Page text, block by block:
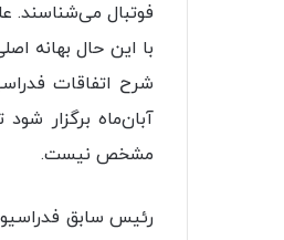
فوتبال می‌شناسند.
با این حال بهانه
آبان‌ماه برگزار
مشخص نیست.
رئیس سابق